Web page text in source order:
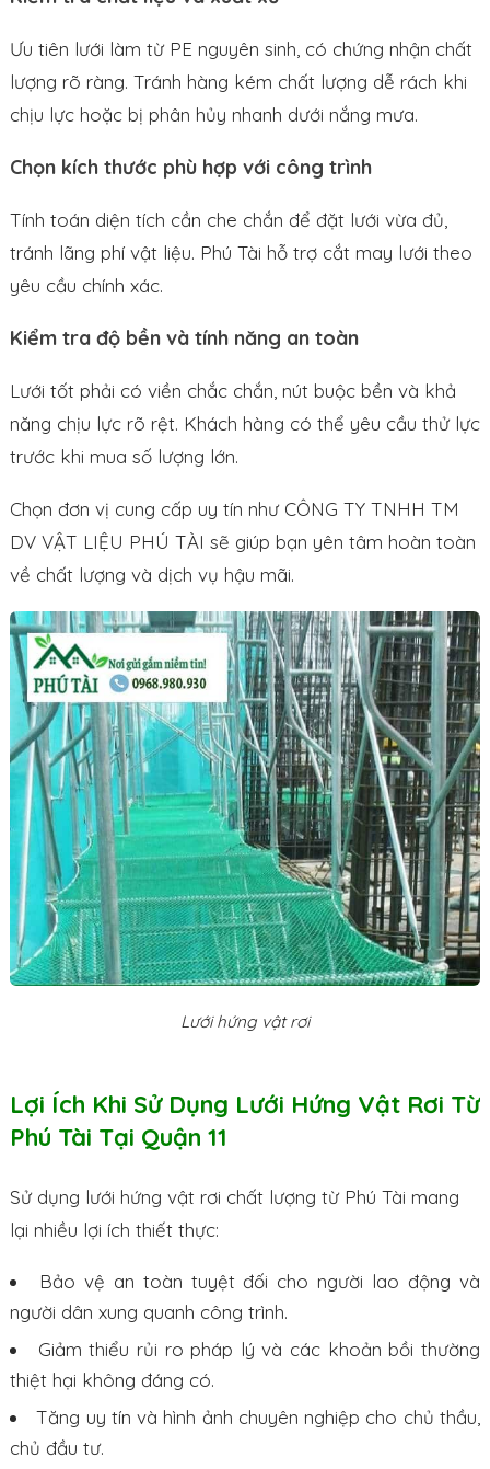
Ưu tiên lưới làm từ PE nguyên sinh, có chứng nhận chất
lượng rõ ràng. Tránh hàng kém chất lượng dễ rách khi
chịu lực hoặc bị phân hủy nhanh dưới nắng mưa.
Chọn kích thước phù hợp với công trình
Tính toán diện tích cần che chắn để đặt lưới vừa đủ,
tránh lãng phí vật liệu. Phú Tài hỗ trợ cắt may lưới theo
yêu cầu chính xác.
Kiểm tra độ bền và tính năng an toàn
Lưới tốt phải có viền chắc chắn, nút buộc bền và khả
năng chịu lực rõ rệt. Khách hàng có thể yêu cầu thử lực
trước khi mua số lượng lớn.
Chọn đơn vị cung cấp uy tín như CÔNG TY TNHH TM
DV VẬT LIỆU PHÚ TÀI sẽ giúp bạn yên tâm hoàn toàn
về chất lượng và dịch vụ hậu mãi.
Lưới hứng vật rơi
Lợi Ích Khi Sử Dụng Lưới Hứng Vật Rơi Từ
Phú Tài Tại Quận 11
Sử dụng lưới hứng vật rơi chất lượng từ Phú Tài mang
lại nhiều lợi ích thiết thực:
Bảo vệ an toàn tuyệt đối cho người lao động và
người dân xung quanh công trình.
Giảm thiểu rủi ro pháp lý và các khoản bồi thường
thiệt hại không đáng có.
Tăng uy tín và hình ảnh chuyên nghiệp cho chủ thầu,
chủ đầu tư.